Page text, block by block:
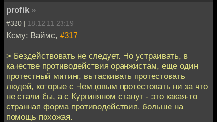
profik »
#320 | 18.12.11 23:19
Кому: Ваймс, #317
> Бездействовать не следует. Но устраивать, в
качестве противодействия оранжистам, еще один
протестный митинг, вытаскивать протестовать
людей, которые с Немцовым протестовать ни за что
не стали бы, а с Кургиняном станут - это какая-то
странная форма противодействия, больше на
помощь похожая.